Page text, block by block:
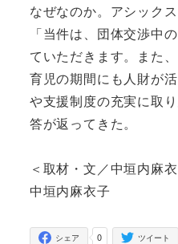
なぜなのか。アシック
「当件は、団体交渉中
ていただきます。また
育児の期間にも人財が
や支援制度の充実に取
答が返ってきた。
＜取材・文／中垣内麻
中垣内麻衣子
0
シェア ツイート